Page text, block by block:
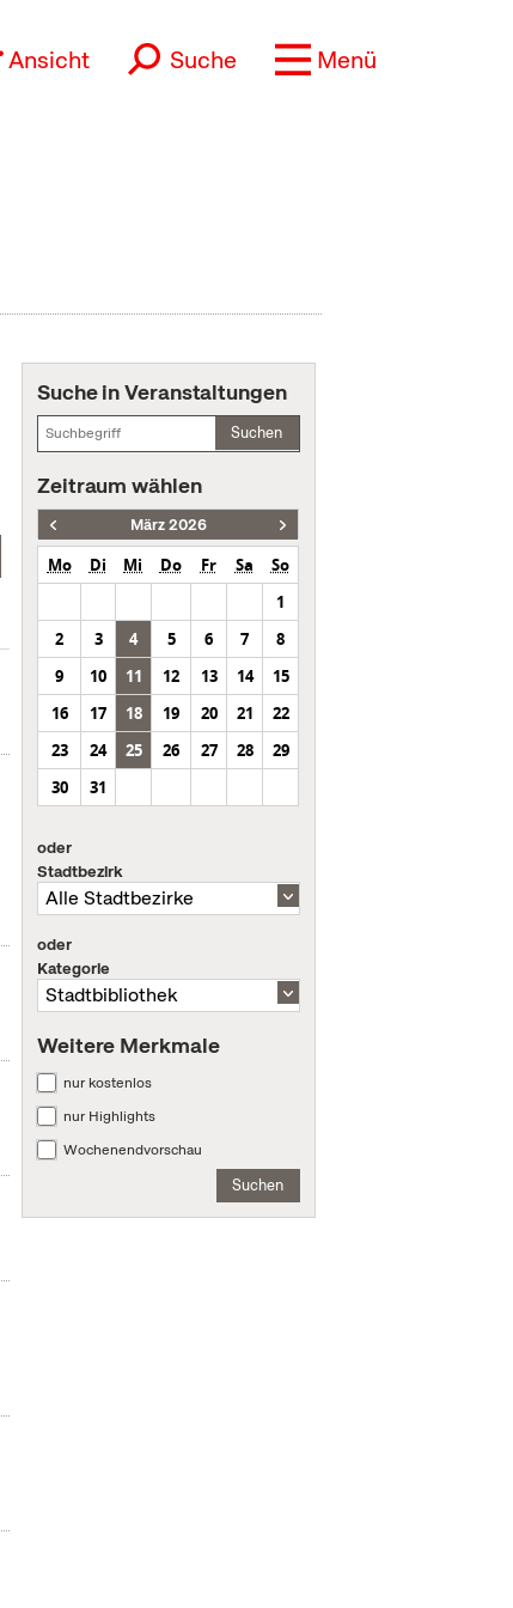
Ansicht Suche Menü
Suche in Veranstaltungen
Suchen
Zeitraum wählen
März 2026
Mo Di Mi Do Fr Sa
So
1
2
3 4 5 6 7
8
9
10 11 12 13 14
15
16
17 18 19 20 21
22
23
24 25 26 27 28
29
30
31
oder
Stadtbezirk
oder
Kategorie
Weitere Merkmale
nur kostenlos
nur Highlights
Wochenendvorschau
Suchen